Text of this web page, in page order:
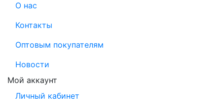
О нас
Контакты
Оптовым покупателям
Новости
Мой аккаунт
Личный кабинет